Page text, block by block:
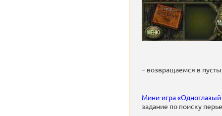
– возвращаемся в
Мини-игра «Одноглазый
задание по поиску